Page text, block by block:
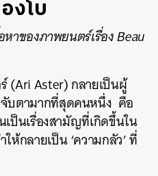
งโบ
าของภาพยนตร์เรื่อง Beau
(Ari Aster) กลายเป็นผู้
บตามากที่สุดคนหนึ่ง คือ
ป็นเรื่องสามัญที่เกิดขึ้นใน
ห้กลายเป็น ‘ความกลัว’ ที่